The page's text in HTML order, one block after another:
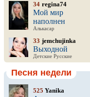
34 regina74
Мой мир
наполнен
Алькасар
33 jemchujinka
Выходной
Детские Русские
Песня недели
525 Yanika